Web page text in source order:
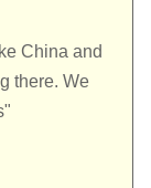
China and
there. We